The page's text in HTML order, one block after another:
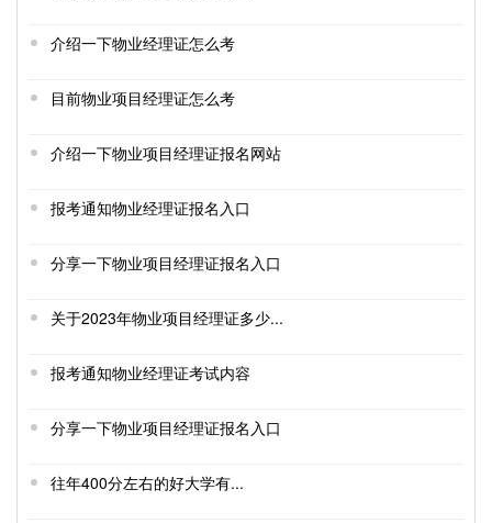
介绍一下物业经理证怎么考
目前物业项目经理证怎么考
介绍一下物业项目经理证报名网站
报考通知物业经理证报名入口
分享一下物业项目经理证报名入口
关于2023年物业项目经理证多少...
报考通知物业经理证考试内容
分享一下物业项目经理证报名入口
往年400分左右的好大学有...